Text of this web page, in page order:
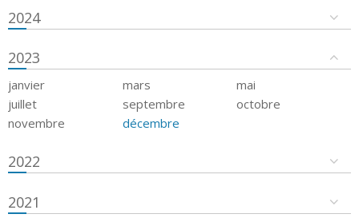
2024
2023
janvier mars
mai
juillet
septembre
octobre
novembre
décembre
2022
2021